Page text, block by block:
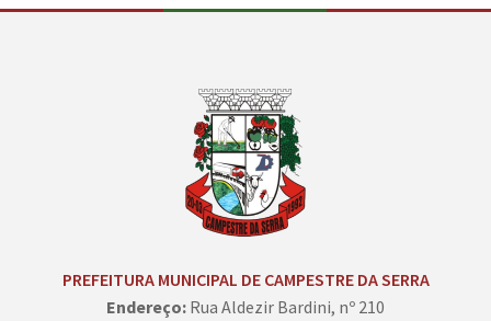
PREFEITURA MUNICIPAL DE CAMPESTRE DA SERRA
Endereço: Rua Aldezir Bardini, nº 210